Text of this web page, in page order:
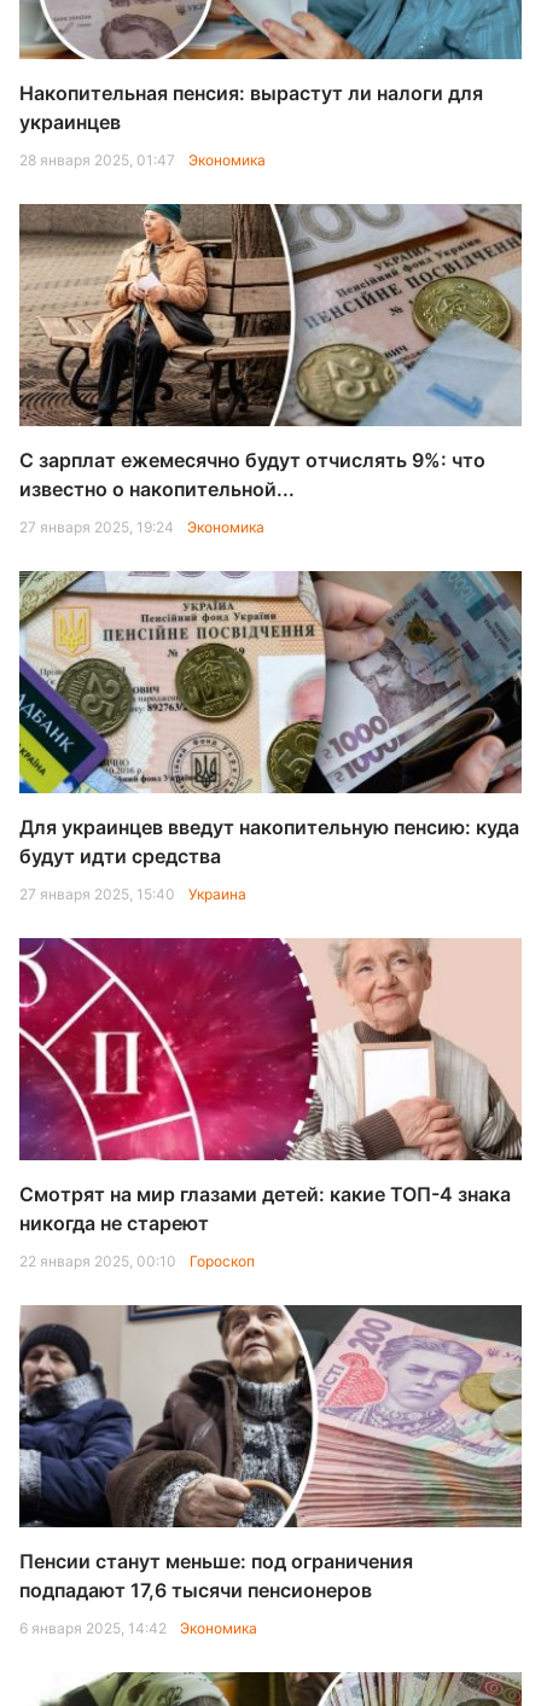
Накопительная пенсия: вырастут ли налоги для
украинцев
28 января 2025, 01:47 Экономика
С зарплат ежемесячно будут отчислять 9%: что
известно о накопительной...
27 января 2025, 19:24 Экономика
Для украинцев введут накопительную пенсию: куда
будут идти средства
27 января 2025, 15:40 Украина
Смотрят на мир глазами детей: какие ТОП-4 знака
никогда не стареют
22 января 2025, 00:10 Гороскоп
Пенсии станут меньше: под ограничения
подпадают 17,6 тысячи пенсионеров
6 января 2025, 14:42 Экономика